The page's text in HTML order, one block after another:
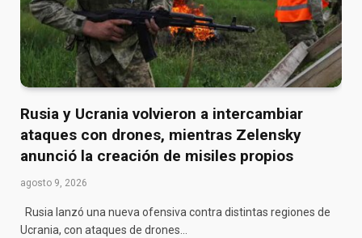
Rusia y Ucrania volvieron a intercambiar
ataques con drones, mientras Zelensky
anunció la creación de misiles propios
agosto 9, 2026
Rusia lanzó una nueva ofensiva contra distintas regiones de
Ucrania, con ataques de drones…